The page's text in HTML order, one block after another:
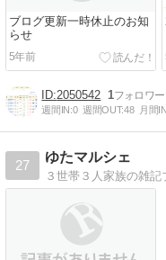
ブログ更新一時休止のお知
らせ
5年前
2050542 1
週間IN:0 週間OUT:48 月間
27
ゆたマルシェ
３世帯３人家族の雑記